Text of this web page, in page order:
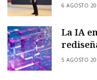
6 AGOSTO
La IA
5 AGOSTO